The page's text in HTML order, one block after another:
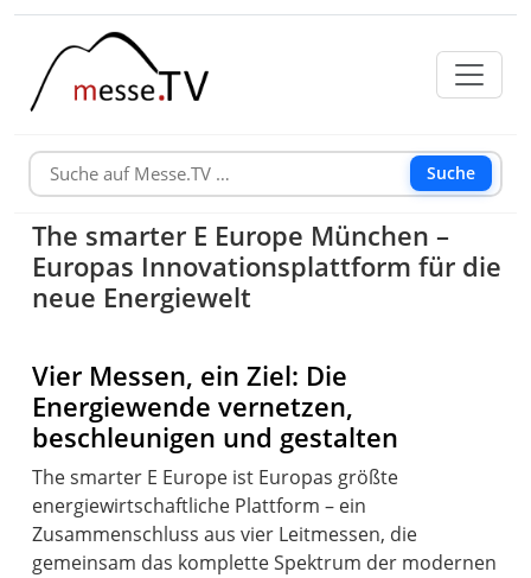
Suche
The smarter E Europe München –
Europas Innovationsplattform für die
neue Energiewelt
Vier Messen, ein Ziel: Die
Energiewende vernetzen,
beschleunigen und gestalten
The smarter E Europe ist Europas größte
energiewirtschaftliche Plattform – ein
Zusammenschluss aus vier Leitmessen, die
gemeinsam das komplette Spektrum der modernen